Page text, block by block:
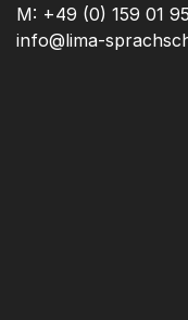
M: +49 (0) 159 01
info@lima-